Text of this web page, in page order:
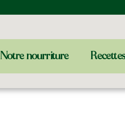
Notre nourriture